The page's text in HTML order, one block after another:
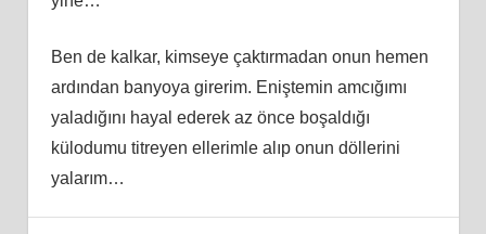
Ben de kalkar, kimseye çaktırmadan onun hemen
ardından banyoya girerim. Eniştemin amcığımı
yaladığını hayal ederek az önce boşaldığı
külodumu titreyen ellerimle alıp onun döllerini
yalarım…